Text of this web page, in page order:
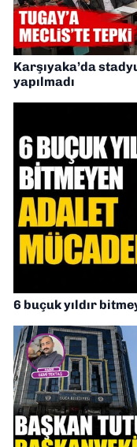
Karşıyaka’da
yapılmadı
6 buçuk yıldır